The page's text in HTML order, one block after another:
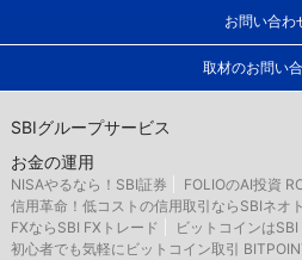
お問い合わ
取材のお問い
SBIグループサービス
お金の運用
NISAやるなら！SBI証券
FOLIOのAI投資
信用革命！低コストの信用取引ならSBIネオ
FXならSBI FXトレード
ビットコインは
初心者でも気軽にビットコイン取引